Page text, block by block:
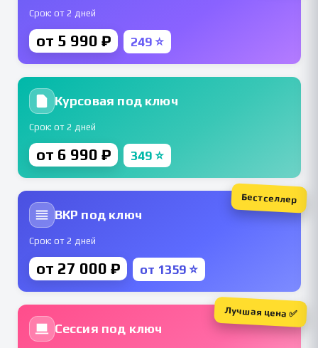
Срок: от 2 дней
от 5 990 ₽ 249 ⭐
Курсовая под ключ
Срок: от 2 дней
от 6 990 ₽ 349 ⭐
ВКР под ключ
Срок: от 2 дней
от 27 000 ₽ от 1359 ⭐
Бестселлер
Сессия под ключ
Лучшая цена ✅